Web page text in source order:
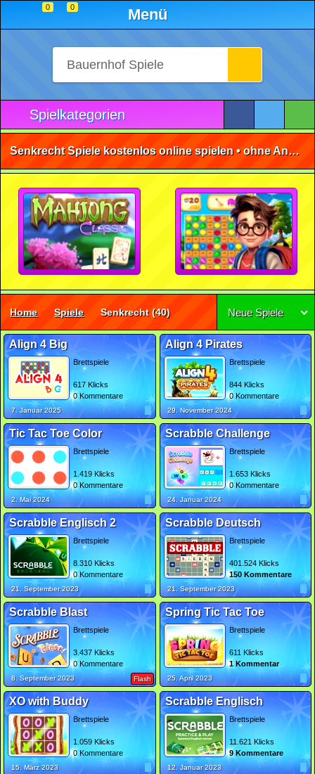
0 0 Menü
Spielkategorien
Senkrecht Spiele kostenlos online spielen • ohne Anmeldung 🕹️
Home Spiele Senkrecht(40) Neue Spiele
Align 4 Big
Brettspiele
617 Klicks
0 Kommentare
7. Januar 2025
Align 4 Pirates
Brettspiele
844 Klicks
0 Kommentare
29. November 2024
Tic Tac Toe Color
Brettspiele
1.419 Klicks
0 Kommentare
2. Mai 2024
Scrabble Challenge
Brettspiele
1.653 Klicks
0 Kommentare
24. Januar 2024
Scrabble Englisch 2
Brettspiele
8.310 Klicks
0 Kommentare
21. September 2023
Scrabble Deutsch
Brettspiele
401.524 Klicks
150 Kommentare
21. September 2023
Scrabble Blast
Brettspiele
3.437 Klicks
0 Kommentare
8. September 2023 Flash
Spring Tic Tac Toe
Brettspiele
611 Klicks
1 Kommentar
25. April 2023
XO with Buddy
Brettspiele
1.059 Klicks
0 Kommentare
15. März 2023
Scrabble Englisch
Brettspiele
11.621 Klicks
9 Kommentare
12. Januar 2023